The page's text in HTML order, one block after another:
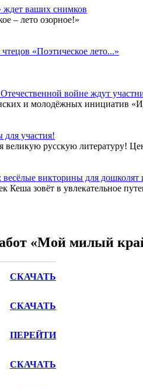
ждет ваших снимков
– лето озорное!»
«Поэтическое лето...»
войне ждут
и молодёжных инициатив
участия!
великую русскую литературу!
викторины для
зовёт в увлекательное
«Мой милый
СКАЧАТЬ
СКАЧАТЬ
ПЕРЕЙТИ
СКАЧАТЬ